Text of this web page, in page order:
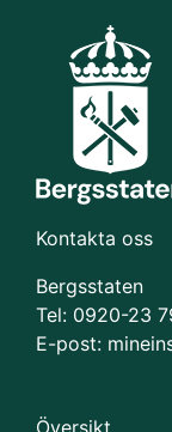
Kontakta oss
Bergsstaten
Tel: 0920-23
E-post:
Översikt